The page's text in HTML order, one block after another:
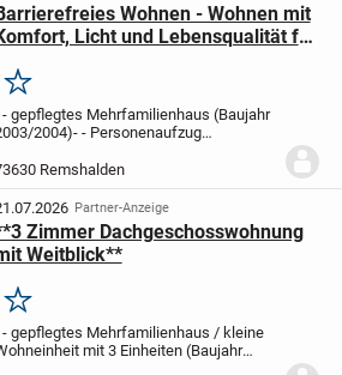
Wohnen - Wohnen mit
Licht und Lebensqualität für
Merken
- gepflegtes Mehrfamilienhaus (Baujahr
2004)- - Personenaufzug
(1. Obergeschoss)
qm Wohnfläche vorhanden- -
Esszimme...
Remshalden
Partner-Anzeige
Zimmer Dachgeschosswohnung
Weitblick**
Merken
- gepflegtes Mehrfamilienhaus / kleine
mit 3 Einheiten (Baujahr